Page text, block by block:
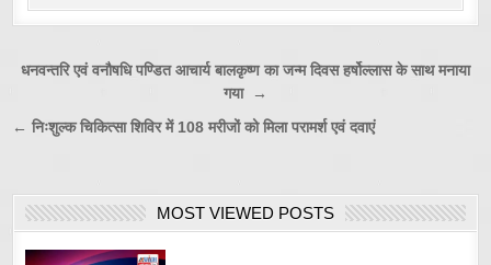
Post
navigation
धनवन्तरि एवं वनौषधि पण्डित आचार्य बालकृष्ण का जन्म दिवस हर्षोल्लास के साथ मनाया
गया →
← निःशुल्क चिकित्सा शिविर में 108 मरीजों को मिला परामर्श एवं दवाएं
MOST VIEWED POSTS